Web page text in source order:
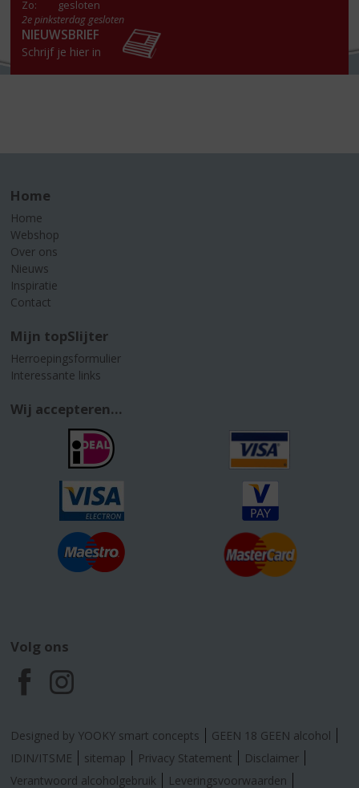
Zo:
gesloten
2e pinksterdag gesloten
NIEUWSBRIEF
Schrijf je hier in
Home
Home
Webshop
Over ons
Nieuws
Inspiratie
Contact
Mijn topSlijter
Herroepingsformulier
Interessante links
Wij accepteren...
Volg ons
F
a
c
I
n
s
Designed by YOOKY smart concepts
GEEN 18 GEEN alcohol
IDIN/ITSME
sitemap Privacy Statement
Disclaimer
Verantwoord alcoholgebruik
Leveringsvoorwaarden